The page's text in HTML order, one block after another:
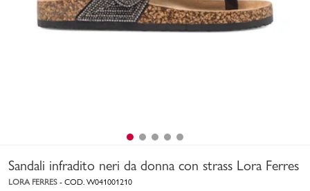
Uomo Bambino
Sandali infradito neri da donna con strass Lora Ferres
LORA FERRES - COD. W041001210